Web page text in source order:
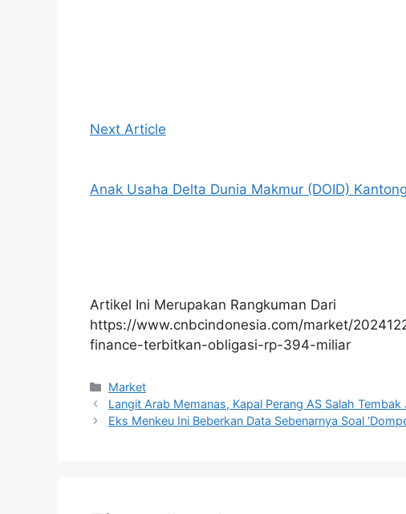
Next Article
Anak Usaha Delta Dunia Makmur (DOID)
Artikel Ini Merupakan Rangkuman Dari
https://www.cnbcindonesia.com/market/
finance-terbitkan-obligasi-rp-394-miliar
Kategori
Market
Langit Arab Memanas, Kapal Perang AS Salah
Eks Menkeu Ini Beberkan Data Sebenarnya Soal